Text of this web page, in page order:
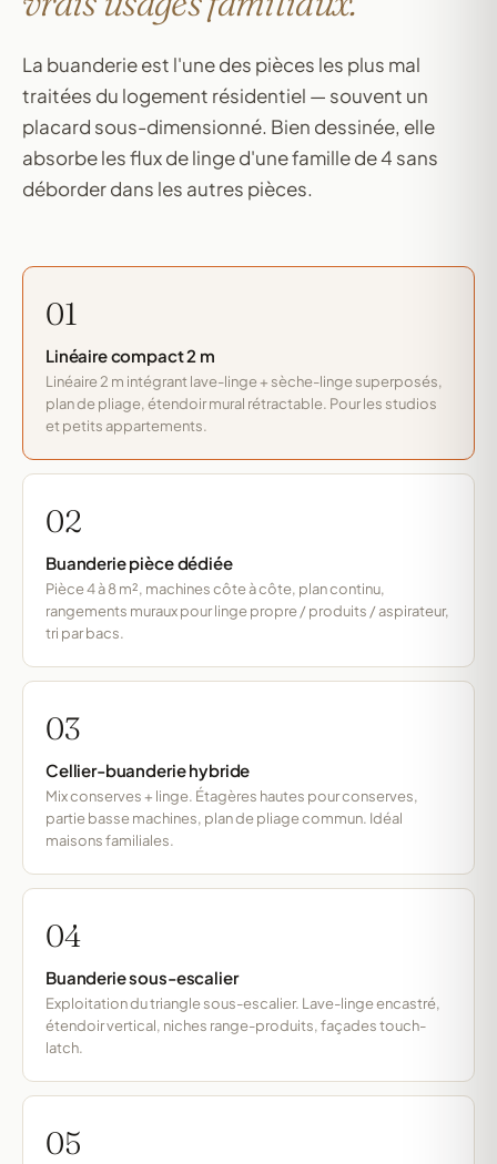
La buanderie est l'une des pièces les plus mal
traitées du logement résidentiel — souvent un
placard sous-dimensionné. Bien dessinée, elle
absorbe les flux de linge d'une famille de 4 sans
déborder dans les autres pièces.
01
Linéaire compact 2 m
Linéaire 2 m intégrant lave-linge + sèche-linge superposés,
plan de pliage, étendoir mural rétractable. Pour les studios
et petits appartements.
02
Buanderie pièce dédiée
Pièce 4 à 8 m², machines côte à côte, plan continu,
rangements muraux pour linge propre / produits / aspirateur,
tri par bacs.
03
Cellier-buanderie hybride
Mix conserves + linge. Étagères hautes pour conserves,
partie basse machines, plan de pliage commun. Idéal
maisons familiales.
04
Buanderie sous-escalier
Exploitation du triangle sous-escalier. Lave-linge encastré,
étendoir vertical, niches range-produits, façades touch-
latch.
05